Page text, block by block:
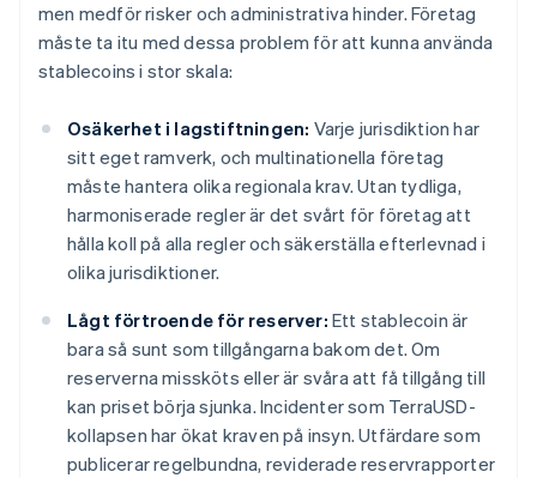
men medför risker och administrativa hinder. Företag
måste ta itu med dessa problem för att kunna använda
stablecoins i stor skala:
Osäkerhet i lagstiftningen: Varje jurisdiktion har
sitt eget ramverk, och multinationella företag
måste hantera olika regionala krav. Utan tydliga,
harmoniserade regler är det svårt för företag att
hålla koll på alla regler och säkerställa efterlevnad i
olika jurisdiktioner.
Lågt förtroende för reserver: Ett stablecoin är
bara så sunt som tillgångarna bakom det. Om
reserverna missköts eller är svåra att få tillgång till
kan priset börja sjunka. Incidenter som TerraUSD-
kollapsen har ökat kraven på insyn. Utfärdare som
publicerar regelbundna, reviderade reservrapporter